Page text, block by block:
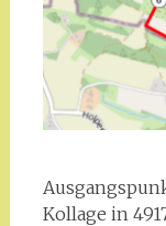
Kollage in